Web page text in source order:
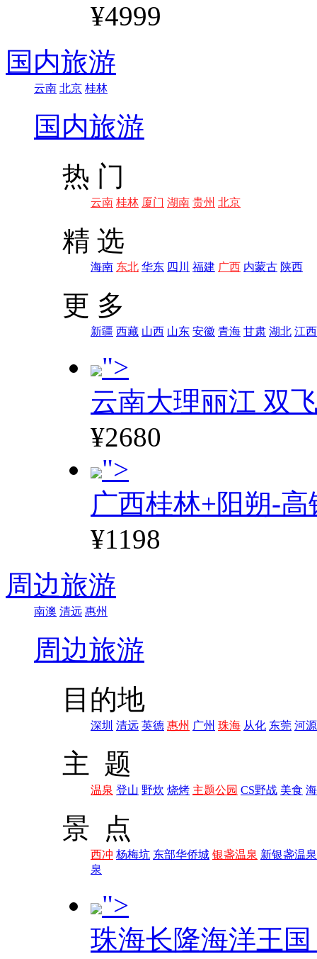
¥4999
国内旅游
云南 北京 桂林
国内旅游
热 门
云南 桂林 厦门 湖南 贵州 北京
精 选
海南 东北 华东 四川 福建 广西 内蒙古 陕西
更 多
新疆 西藏 山西 山东 安徽 青海 甘肃 湖北 江西
">
云南大理丽江 双
¥2680
">
广西桂林+阳朔-高
¥1198
周边旅游
南澳 清远 惠州
周边旅游
目的地
深圳 清远 英德 惠州 广州 珠海 从化 东莞 河源
主 题
温泉 登山 野炊 烧烤 主题公园 CS野战 美食
景 点
西冲 杨梅坑 东部华侨城 银盏温泉 新银盏温泉
泉
">
珠海长隆海洋王